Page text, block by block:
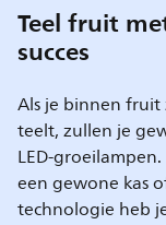
Teel fruit
succes
Als je binnen
teelt, zullen je
LED-
een gewone kas
technologie heb